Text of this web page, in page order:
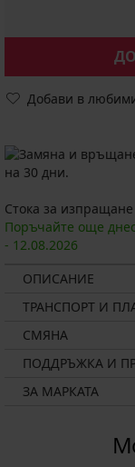
Добави в
на 30 дни.
Стока за
Поръчайте още
- 12.08.2026
ОПИСАНИЕ
ТРАНСПОРТ И
СМЯНА
ПОДДРЪЖКА И
ЗА МАРКАТА